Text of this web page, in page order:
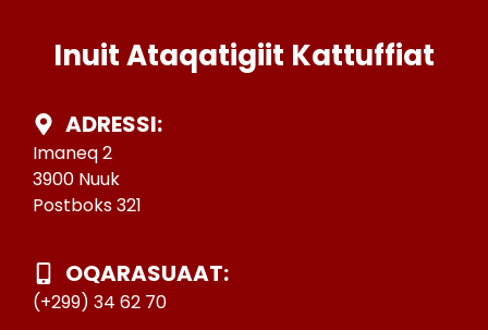
Inuit Ataqatigiit Kattuffiat
ADRESSI:
Imaneq 2
3900 Nuuk
Postboks 321
OQARASUAAT:
(+299) 34 62 70